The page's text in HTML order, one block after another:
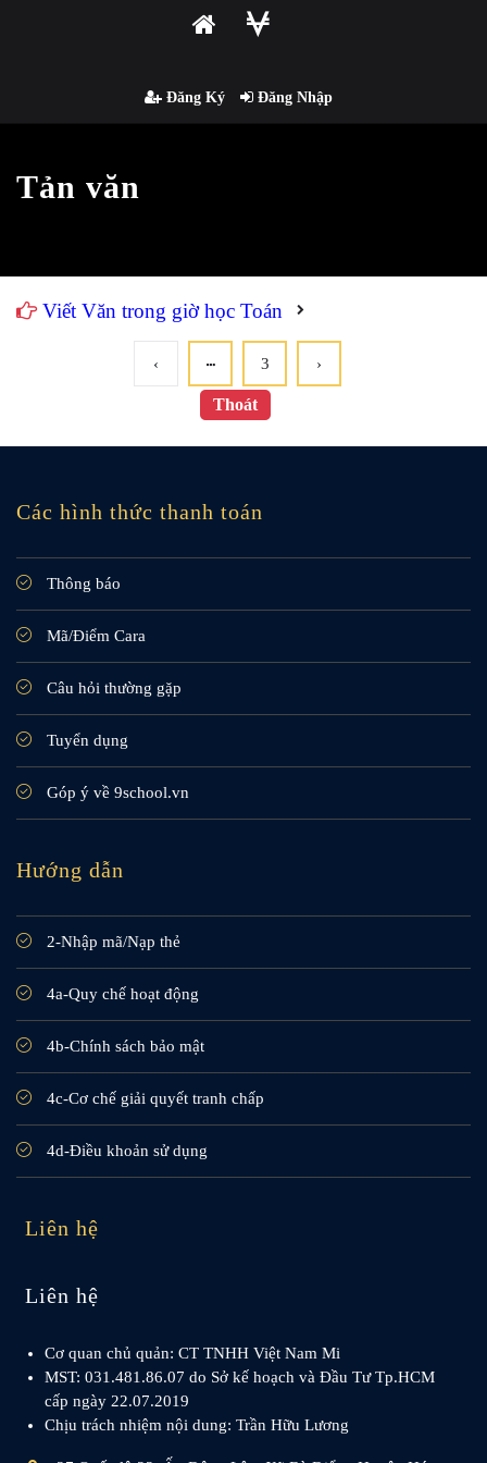
Đăng Ký Đăng Nhập
Tản văn
Viết Văn trong giờ học Toán
‹ 3 ›
Thoát
Các hình thức thanh toán
Thông báo
Mã/Điểm Cara
Câu hỏi thường gặp
Tuyển dụng
Góp ý về 9school.vn
Hướng dẫn
2-Nhập mã/Nạp thẻ
4a-Quy chế hoạt động
4b-Chính sách bảo mật
4c-Cơ chế giải quyết tranh chấp
4d-Điều khoản sử dụng
Liên hệ
Liên hệ
Cơ quan chủ quản: CT TNHH Việt Nam Mi
MST: 031.481.86.07 do Sở kế hoạch và Đầu Tư Tp.HCM
cấp ngày 22.07.2019
Chịu trách nhiệm nội dung: Trần Hữu Lương